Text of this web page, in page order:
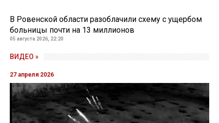
В Ровенской области разоблачили схему с ущербом
больницы почти на 13 миллионов
05 августа 2026, 22:20
ВИДЕО »
27 апреля 2026